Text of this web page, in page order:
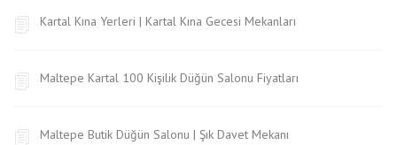
Kartal Kına Yerleri | Kartal Kına Gecesi Mekanları
Maltepe Kartal 100 Kişilik Düğün Salonu Fiyatları
Maltepe Butik Düğün Salonu | Şık Davet Mekanı